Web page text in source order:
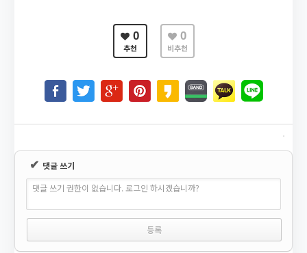
0
추천
0
비추천
✔ 댓글 쓰기
댓글 쓰기 권한이 없습니다. 로그인 하시겠습니까?